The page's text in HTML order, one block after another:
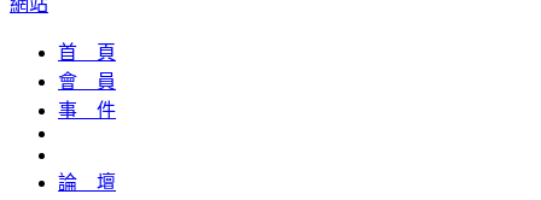
網站
首 頁
會 員
事 件
論 壇